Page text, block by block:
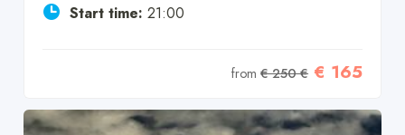
Start time: 21:00
from€ 250 € € 165